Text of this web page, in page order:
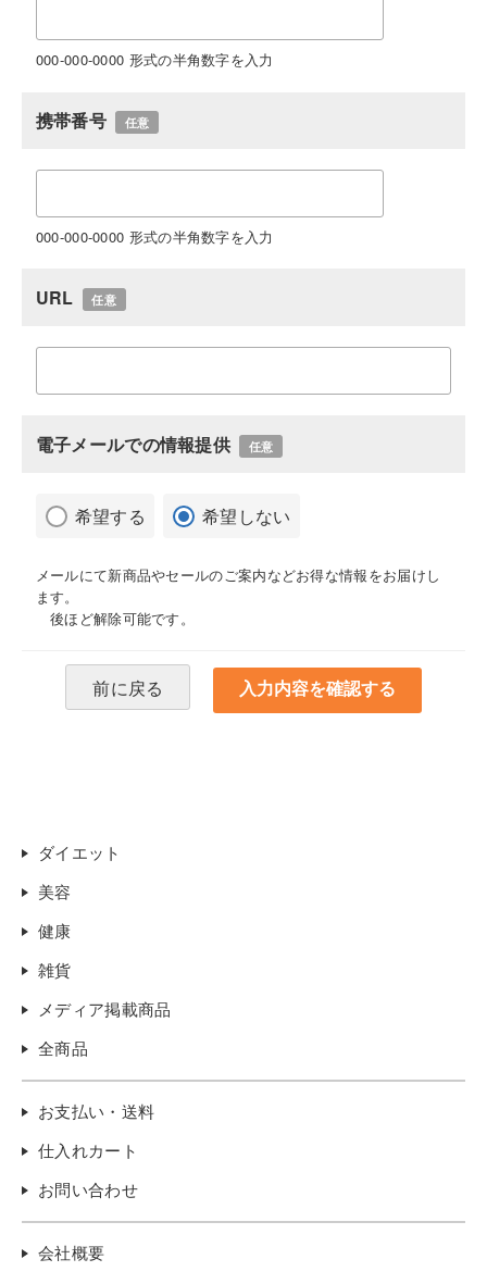
000-000-0000 形式の半角数字を入力
携帯番号 任意
000-000-0000 形式の半角数字を入力
URL 任意
電子メールでの情報提供 任意
希望する 希望しない
メールにて新商品やセールのご案内などお得な情報をお届けし
ます。
後ほど解除可能です。
前に戻る
ダイエット
美容
健康
雑貨
メディア掲載商品
全商品
お支払い・送料
仕入れカート
お問い合わせ
会社概要